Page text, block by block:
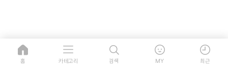
홈 카테고리 검색 MY 최근